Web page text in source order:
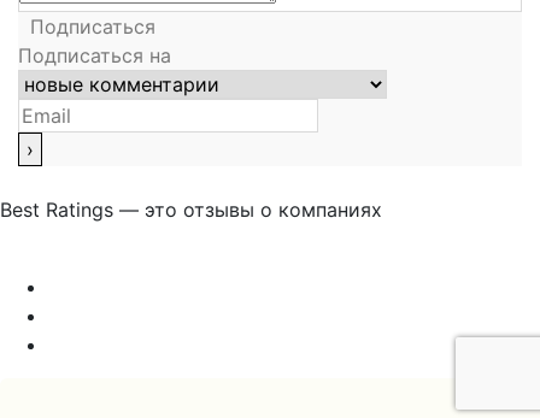
Подписаться
Подписаться на
Best Ratings — это отзывы о компаниях